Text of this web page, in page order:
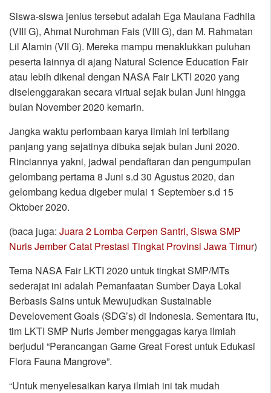
Siswa-siswa jenius tersebut adalah Ega Maulana Fadhila
(VIII G), Ahmat Nurohman Fais (VIII G), dan M. Rahmatan
Lil Alamin (VII G). Mereka mampu menaklukkan puluhan
peserta lainnya di ajang Natural Science Education Fair
atau lebih dikenal dengan NASA Fair LKTI 2020 yang
diselenggarakan secara virtual sejak bulan Juni hingga
bulan November 2020 kemarin.
Jangka waktu perlombaan karya ilmiah ini terbilang
panjang yang sejatinya dibuka sejak bulan Juni 2020.
Rinciannya yakni, jadwal pendaftaran dan pengumpulan
gelombang pertama 8 Juni s.d 30 Agustus 2020, dan
gelombang kedua digeber mulai 1 September s.d 15
Oktober 2020.
(baca juga: Juara 2 Lomba Cerpen Santri, Siswa SMP
Nuris Jember Catat Prestasi Tingkat Provinsi Jawa Timur)
Tema NASA Fair LKTI 2020 untuk tingkat SMP/MTs
sederajat ini adalah Pemanfaatan Sumber Daya Lokal
Berbasis Sains untuk Mewujudkan Sustainable
Develovement Goals (SDG’s) di Indonesia. Sementara itu,
tim LKTI SMP Nuris Jember menggagas karya ilmiah
berjudul “Perancangan Game Great Forest untuk Edukasi
Flora Fauna Mangrove”.
“Untuk menyelesaikan karya ilmiah ini tak mudah